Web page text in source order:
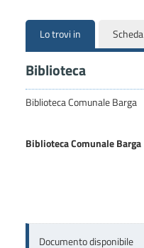
Lo trovi in Scheda
Biblioteca
Biblioteca Comunale Barga
Biblioteca Comunale Barga
Documento disponibile